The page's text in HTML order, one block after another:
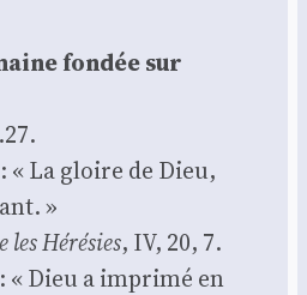
fon­dée sur
« La gloire de Dieu,
»
les Héré­sies, IV, 20, 7.
« Dieu a impri­mé en